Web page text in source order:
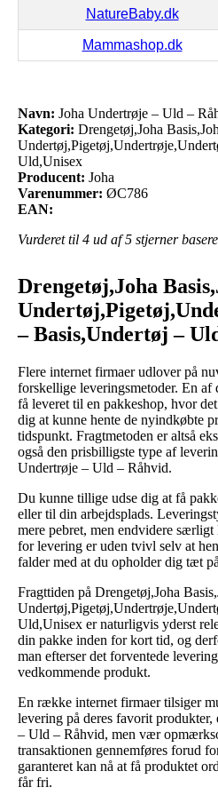
NatureBaby.dk
Mammashop.dk
Navn: Joha Undertrøje – Uld –
Kategori: Drengetøj,Joha
Uld,Unisex
Producent: Joha
Varenummer: ØC786
EAN:
Vurderet til 4 ud af 5 stjerner
Drengetøj,Joha
– Basis,Undertøj –
Flere internet firmaer udlover på
forskellige leveringsmetoder. En af
få leveret til en pakkeshop, hvor
dig at kunne hente de nyindkøbte
tidspunkt. Fragtmetoden er altså
også den prisbilligste type af
Undertrøje – Uld – Råhvid.
Du kunne tillige udse dig at få
eller til din arbejdsplads.
mere pebret, men endvidere
for levering er uden tvivl selv at
falder med at du opholder dig tæt
Fragttiden på Drengetøj,Joha
Uld,Unisex er naturligvis yderst
din pakke inden for kort tid, og
man efterser det forventede
vedkommende produkt.
En række internet firmaer tilsiger
levering på deres favorit
– Uld – Råhvid, men vær
transaktionen gennemføres forud
garanteret kan nå at få produktet
får fri.